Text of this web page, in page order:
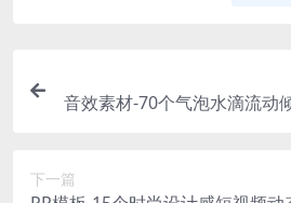
音效素材-70个气泡水滴流动
下一篇